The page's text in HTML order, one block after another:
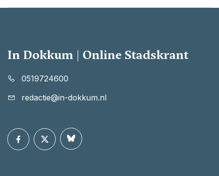
In Dokkum | Online Stadskrant
0519724600
redactie@in-dokkum.nl